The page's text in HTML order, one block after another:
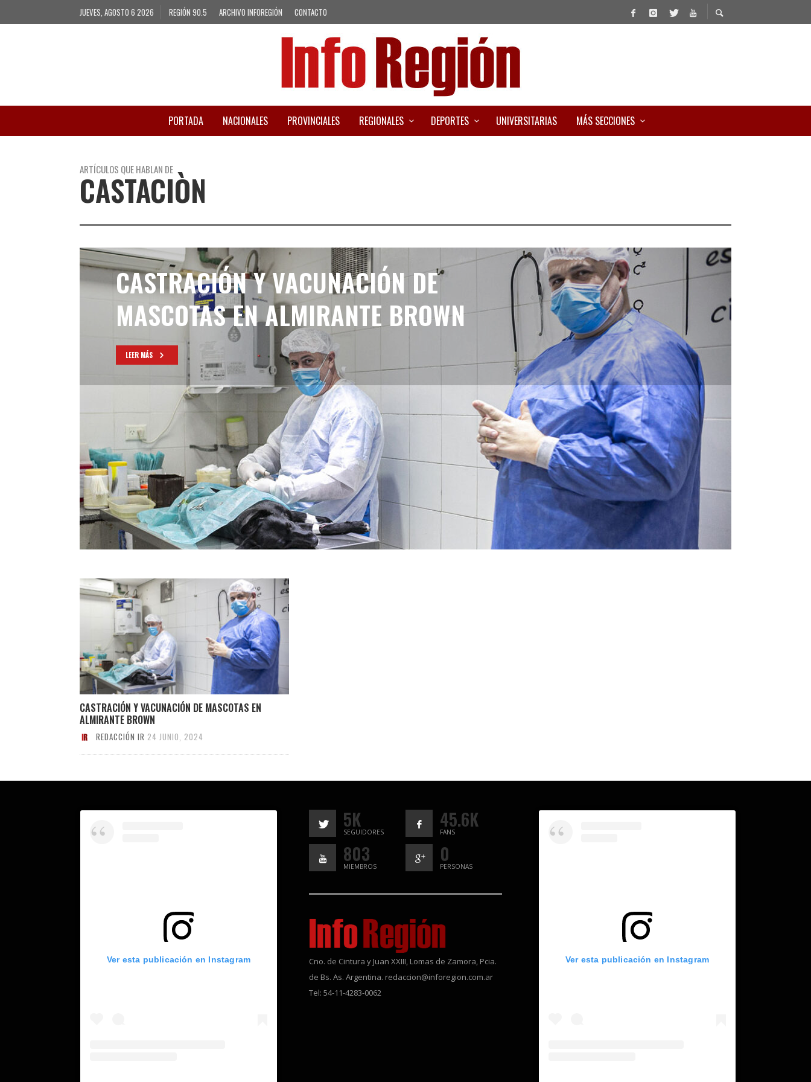
JUEVES, AGOSTO 6 2026 REGIÓN 90.5 ARCHIVO INFOREGIÓN CONTACTO
PORTADA NACIONALES PROVINCIALES REGIONALES DEPORTES UNIVERSITARIAS MÁS SECCIONES
ARTÍCULOS QUE HABLAN DE
CASTACIÒN
CASTRACIÓN Y VACUNACIÓN DE
MASCOTAS EN ALMIRANTE BROWN
LEER MÁS
CASTRACIÓN Y VACUNACIÓN DE MASCOTAS EN
ALMIRANTE BROWN
REDACCIÓN IR 24 JUNIO, 2024
Ver esta publicación en Instagram
5K
SEGUIDORES
45.6K
FANS
803
MIEMBROS
0
PERSONAS
Cno. de Cintura y Juan XXIII, Lomas de Zamora, Pcia.
de Bs. As. Argentina. redaccion@inforegion.com.ar
Tel: 54-11-4283-0062
Ver esta publicación en Instagram